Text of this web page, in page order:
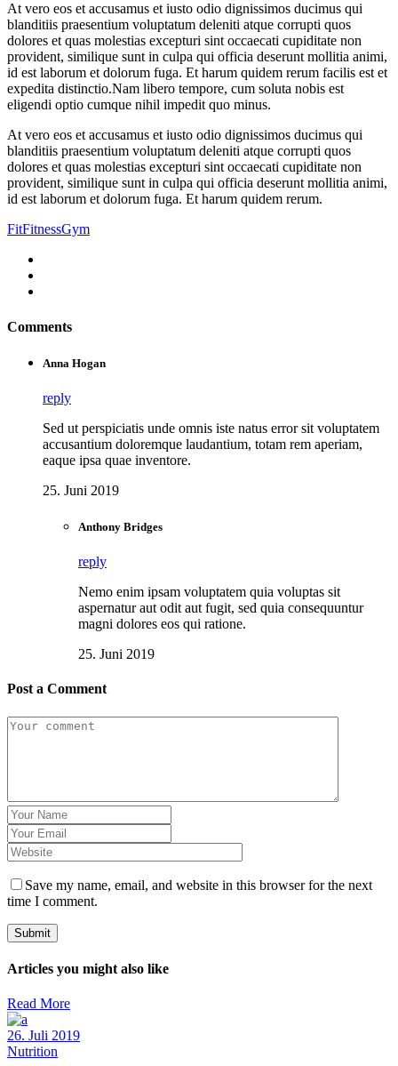
At vero eos et accusamus et iusto odio dignissimos ducimus qui
blanditiis praesentium voluptatum deleniti atque corrupti quos
dolores et quas molestias excepturi sint occaecati cupiditate non
provident, similique sunt in culpa qui officia deserunt mollitia animi,
id est laborum et dolorum fuga. Et harum quidem rerum facilis est et
expedita distinctio.Nam libero tempore, cum soluta nobis est
eligendi optio cumque nihil impedit quo minus.
At vero eos et accusamus et iusto odio dignissimos ducimus qui
blanditiis praesentium voluptatum deleniti atque corrupti quos
dolores et quas molestias excepturi sint occaecati cupiditate non
provident, similique sunt in culpa qui officia deserunt mollitia animi,
id est laborum et dolorum fuga. Et harum quidem rerum.
FitFitnessGym
Comments
Anna Hogan
reply
Sed ut perspiciatis unde omnis iste natus error sit voluptatem
accusantium doloremque laudantium, totam rem aperiam,
eaque ipsa quae inventore.
25. Juni 2019
Anthony Bridges
reply
Nemo enim ipsam voluptatem quia voluptas sit
aspernatur aut odit aut fugit, sed quia consequuntur
magni dolores eos qui ratione.
25. Juni 2019
Post a Comment
Save my name, email, and website in this browser for the next
time I comment.
Submit
Articles you might also like
Read More
26. Juli 2019
Nutrition